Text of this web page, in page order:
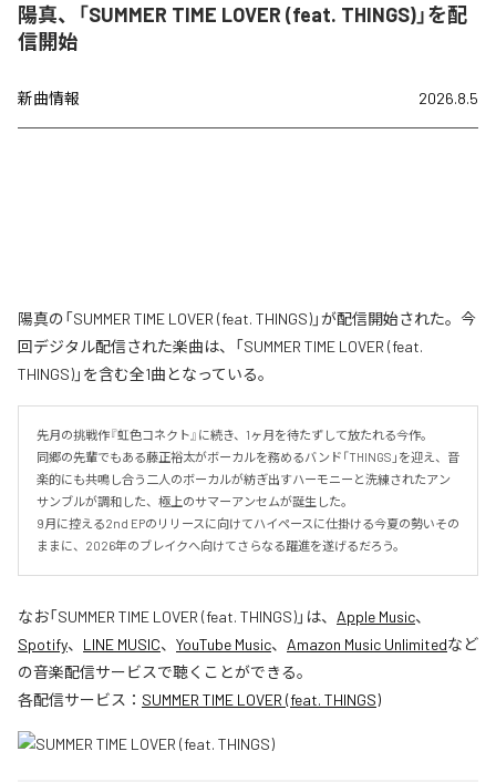
陽真、「SUMMER TIME LOVER (feat. THINGS)」を配
信開始
新曲情報 2026.8.5
陽真の「SUMMER TIME LOVER (feat. THINGS)」が配信開始された。今
回デジタル配信された楽曲は、「SUMMER TIME LOVER (feat.
THINGS)」を含む全1曲となっている。
先月の挑戦作『虹色コネクト』に続き、1ヶ月を待たずして放たれる今作。
同郷の先輩でもある藤正裕太がボーカルを務めるバンド「THINGS」を迎え、音
楽的にも共鳴し合う二人のボーカルが紡ぎ出すハーモニーと洗練されたアン
サンブルが調和した、極上のサマーアンセムが誕生した。
9月に控える2nd EPのリリースに向けてハイペースに仕掛ける今夏の勢いその
ままに、2026年のブレイクへ向けてさらなる躍進を遂げるだろう。
なお「SUMMER TIME LOVER (feat. THINGS)」は、 Apple Music、
Spotify、 LINE MUSIC、 YouTube Music、 Amazon Music Unlimitedなど
の音楽配信サービスで聴くことができる。
各配信サービス： SUMMER TIME LOVER (feat. THINGS)